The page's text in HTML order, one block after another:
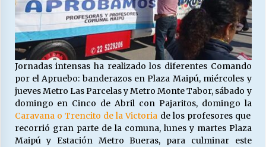
¿Qué habrían dicho?
23/06/2026
VOLVER A SER ALTERNATIVA
16/06/2026
MUNICIPALIDADES, HONORARIOS, DESPIDOS
28/05/2026
Jornadas intensas ha realizado los diferentes Comando
por el Apruebo: banderazos en Plaza Maipú, miércoles y
jueves Metro Las Parcelas y Metro Monte Tabor, sábado y
domingo en Cinco de Abril con Pajaritos, domingo la
Caravana o Trencito de la Victoria de los profesores que
recorrió gran parte de la comuna, lunes y martes Plaza
Maipú y Estación Metro Bueras, para culminar este